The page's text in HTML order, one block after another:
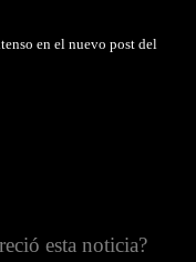
en el nuevo post del
esta noticia?